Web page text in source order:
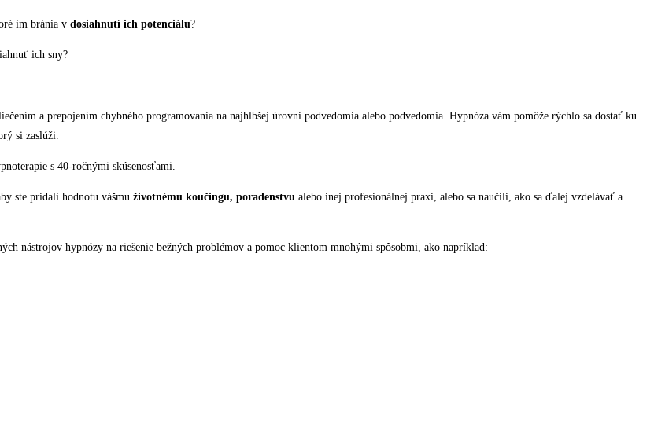
im bránia v dosiahnutí ich potenciálu?
ich sny?
a prepojením chybného programovania na najhlbšej úrovni podvedomia alebo podvedomia. Hypnóza vám pomôže rýchlo sa dostať ku
si zaslúži.
s 40-ročnými skúsenosťami.
ste pridali hodnotu vášmu životnému koučingu, poradenstvu alebo inej profesionálnej praxi, alebo sa naučili, ako sa ďalej vzdelávať a
nástrojov hypnózy na riešenie bežných problémov a pomoc klientom mnohými spôsobmi, ako napríklad: